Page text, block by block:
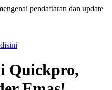
pendaftaran dan update
Quickpro,